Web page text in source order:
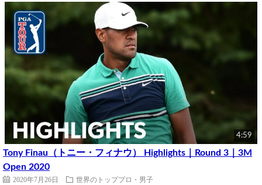
4:59
Tony Finau（トニー・フィナウ） Highlights｜Round 3｜3M
Open 2020
2020年7月26日 世界のトッププロ・男子